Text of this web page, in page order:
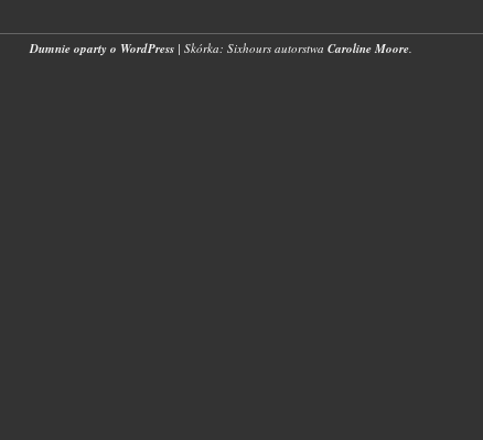
Dumnie oparty o WordPress | Skórka: Sixhours autorstwa Caroline Moore.